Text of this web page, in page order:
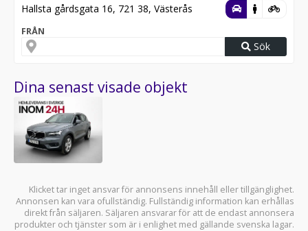
Hallsta gårdsgata 16, 721 38, Västerås
FRÅN
Sök
Dina senast visade objekt
Klicket tar inget ansvar för annonsens innehåll eller tillgänglighet.
Annonsen kan vara ofullständig. Fullständig information kan erhållas
direkt från säljaren. Säljaren ansvarar för att de endast annonsera
produkter och tjänster som är i enlighet med gällande svenska lagar.